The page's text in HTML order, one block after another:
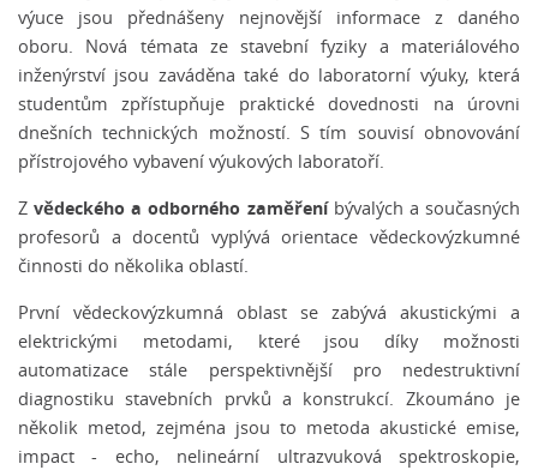
výuce jsou přednášeny nejnovější informace z daného
oboru. Nová témata ze stavební fyziky a materiálového
inženýrství jsou zaváděna také do laboratorní výuky, která
studentům zpřístupňuje praktické dovednosti na úrovni
dnešních technických možností. S tím souvisí obnovování
přístrojového vybavení výukových laboratoří.
Zvědeckého a odborného zaměřeníbývalých a současných
profesorů a docentů vyplývá orientace vědeckovýzkumné
činnosti do několika oblastí.
První vědeckovýzkumná oblast se zabývá akustickými a
elektrickými metodami, které jsou díky možnosti
automatizace stále perspektivnější pro nedestruktivní
diagnostiku stavebních prvků a konstrukcí. Zkoumáno je
několik metod, zejména jsou to metoda akustické emise,
impact - echo, nelineární ultrazvuková spektroskopie,